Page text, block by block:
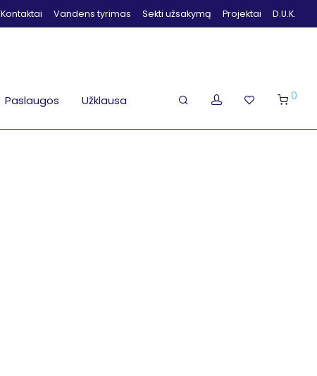
Kontaktai Vandens tyrimas Sekti užsakymą Projektai D.U.K.
Paslaugos Užklausa 0